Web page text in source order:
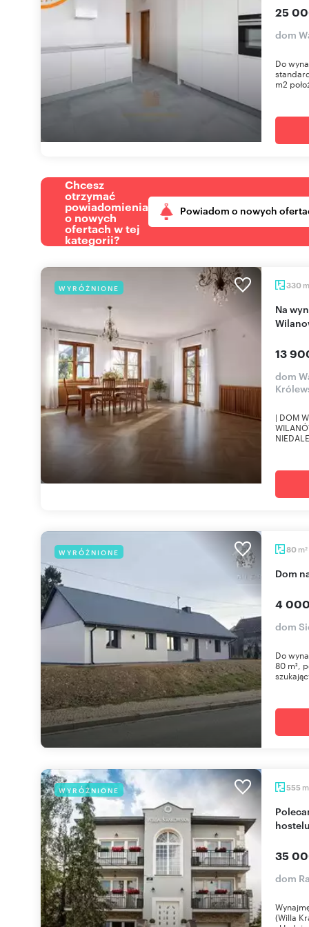
25
dom
Do
m2
Chcesz
otrzymać
powiadomienia
o nowych
ofertach w tej
kategorii?
Powiadom o nowych
WYRÓŻNIONE 330 m
Na wynajem przestronny dom 330 m² w
13
dom
| DOM
WYRÓŻNIONE 80 m2
dom
4
dom
Do
80 m²,
WYRÓŻNIONE 555 m
Polecam wynajem boutique hotelu z 8 pokoi i
35
dom
(Willa